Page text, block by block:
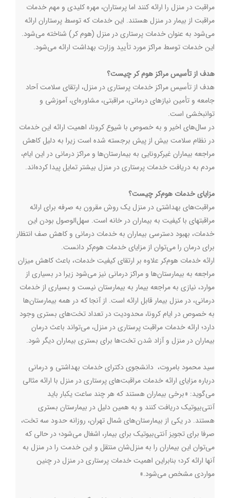
مراقبت در منزل را ارائه کنند اما پرستاران، مهره کلیدی و مهم خدمات
مراقبت از بیمار در منزل هستند. این خدمات که توسط پرستاران ارائه
می‌شود به عنوان خدمات پرستاری در منزل (هوم کر) شناخته می‌شود.
این خدمات توسط مراکز مورد تأیید وزارت بهداشت ارائه می‌شود.
هدف از تأسیس مراکز هوم کر چیست؟
هدف از تأسیس مراکز خدمات پرستاری در منزل، ارتقای سلامت آحاد
جامعه و تأمین نیازهای درمانی، مراقبتی، مشاوره‌ای، آموزشی و
توانبخشی است.
در سال‌های اخیر و به خصوص با شیوع کرونا، اهمیت ارائه این خدمات
در نظام سلامت بیش از پیش برجسته شده است زیرا به دلیل کاهش
مراجعه بیماران غیرکرونایی به بیمارستان‌ها و مراکز درمانی در این ایام،
مردم به دریافت خدمات پرستاری در منزل بیشتر تمایل پیدا کرده‌اند.
مزایای خدمات هوم‌کر چیست؟
مراقبت‌های بهداشتی در منزل یک روش مقرون به صرفه برای ارائه
مراقبت‎های با کیفیت به بیماران در خانه است. سهل‌الوصول بودن این
خدمات، بهبود دسترسی بیماران به خدمات درمانی و کاهش صف انتظار
برای درمان را می‌توان از مزایای خدمات هوم‌کر دانست.
ارائه خدمات هوم‌کر علاوه بر ارتقای کیفیت خدمات، باعث کاهش میزان
مراجعه به بیمارستان‌ها و مراکز درمانی نیز می‌شود زیرا در بسیاری از
موارد، نیازی به مراجعه بیمار به بیمارستان نیست و بسیاری از خدمات
درمانی، در منزل بیمار قابل ارائه است. از آنجا که در همه بیمارستان‌ها
به خصوص در ایام کرونا، محدودیت در تعداد تخت‌های بستری وجود
دارد؛ ارائه خدمات مراقبت پرستاری در منزل، می‌تواند باعث درمان
بیماران در منزل و آزاد شدن تخت‌ها برای بستری بیماران دیگر شود.
سید محمود بامروت، دانشجوی دکترای خدمات بهداشتی و درمانی
درباره مزایای ارائه خدمات مراقبت‌های پرستاری در منزل با ارائه مثالی
می‌گوید: «برخی بیماران هستند که هر چند ساعت یکبار باید
آنتی‌بیوتیک دریافت کنند و به همین دلیل در بیمارستان بستری
هستند. در یکی از بیمارستان‌های شمال تهران، روزانه حدود سه تخت،
صرفا برای تجویز آنتی‌بیوتیک برای بیمار، اشغال می‌شود؛ در حالی که
می‌توان این بیماران را به منزل‌شان منتقل و این خدمت را در منزل به
آنها ارائه کرد؛ بنابراین اهمیت خدمات پرستاری در منزل در چنین
مواردی مشخص می‌شود.»